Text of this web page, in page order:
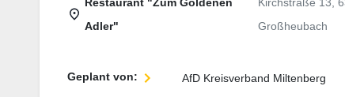
Restaurant "Zum Goldenen
Adler"
Kirchstraße 13,
Großheubach
Geplant von: AfD Kreisverband Miltenberg